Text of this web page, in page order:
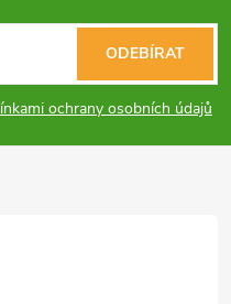
ochrany osobních údajů
ODEBÍRAT